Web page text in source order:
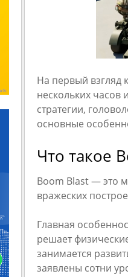
На первый взгляд
нескольких часов
стратегии,
основные
Что такое
Boom Blast — это
вражеских
Главная
решает
занимается
заявлены сотни